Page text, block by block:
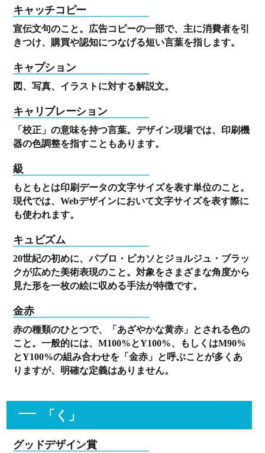
キャッチコピー
宣伝文句のこと。広告コピーの一部で、主に消費者を引
きつけ、購買や認知につなげる短い言葉を指します。
キャプション
図、写真、イラストに対する解説文。
キャリブレーション
「校正」の意味を持つ言葉。デザイン現場では、印刷機
器の色調整を指すこともあります。
級
もともとは印刷データの文字サイズを表す単位のこと。
現代では、Webデザインにおいて文字サイズを表す際に
も使われます。
キュビズム
20世紀の初めに、パブロ・ピカソとジョルジュ・ブラッ
クが広めた美術表現のこと。対象をさまざまな角度から
見た形を一枚の絵に収める手法が特徴です。
金赤
赤の種類のひとつで、「あざやかな黄赤」とされる色の
こと。一般的には、M100%とY100%、もしくはM90%
とY100%の組み合わせを「金赤」と呼ぶことが多くあ
りますが、明確な定義はありません。
「く」
グッドデザイン賞